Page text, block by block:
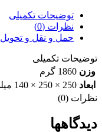
GSP
توضیحات تکمیلی
نظرات (0)
حمل و نقل و تحویل
توضیحات تکمیلی
وزن 1860 گرم
ابعاد 250 × 250 × 140 میلی‌متر
نظرات (0)
دیدگاهها